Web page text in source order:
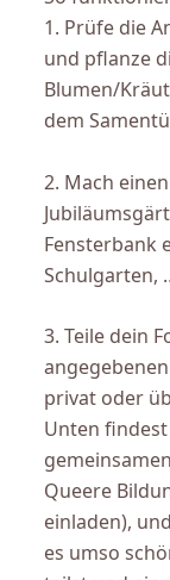
1. Prüfe die
und pflanze
Blumen/
dem
2. Mach
Fensterbank
Schulgarten,
3. Teile dein
privat oder
Unten
Queere
einladen),
es umso